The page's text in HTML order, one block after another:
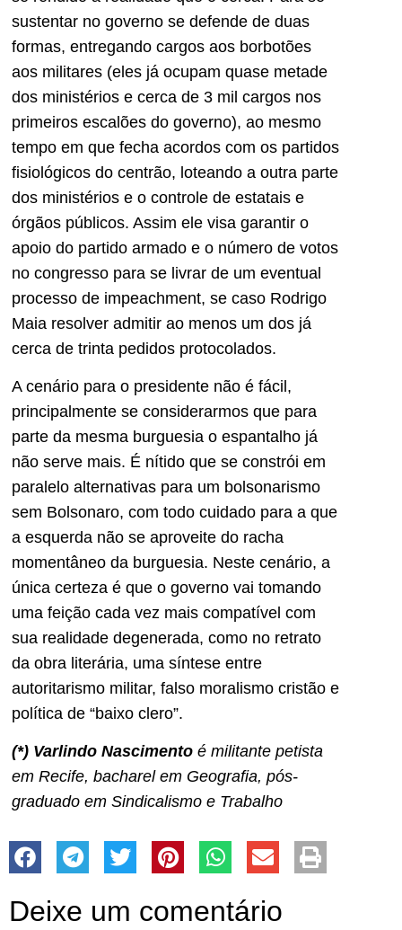
sustentar no governo se defende de duas
formas, entregando cargos aos borbotões
aos militares (eles já ocupam quase metade
dos ministérios e cerca de 3 mil cargos nos
primeiros escalões do governo), ao mesmo
tempo em que fecha acordos com os partidos
fisiológicos do centrão, loteando a outra parte
dos ministérios e o controle de estatais e
órgãos públicos. Assim ele visa garantir o
apoio do partido armado e o número de votos
no congresso para se livrar de um eventual
processo de impeachment, se caso Rodrigo
Maia resolver admitir ao menos um dos já
cerca de trinta pedidos protocolados.
A cenário para o presidente não é fácil,
principalmente se considerarmos que para
parte da mesma burguesia o espantalho já
não serve mais. É nítido que se constrói em
paralelo alternativas para um bolsonarismo
sem Bolsonaro, com todo cuidado para a que
a esquerda não se aproveite do racha
momentâneo da burguesia. Neste cenário, a
única certeza é que o governo vai tomando
uma feição cada vez mais compatível com
sua realidade degenerada, como no retrato
da obra literária, uma síntese entre
autoritarismo militar, falso moralismo cristão e
política de “baixo clero”.
(*) Varlindo Nascimento é militante petista
em Recife, bacharel em Geografia, pós-
graduado em Sindicalismo e Trabalho
Deixe um comentário